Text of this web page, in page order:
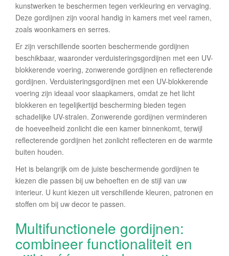
kunstwerken te beschermen tegen verkleuring en vervaging.
Deze gordijnen zijn vooral handig in kamers met veel ramen,
zoals woonkamers en serres.
Er zijn verschillende soorten beschermende gordijnen
beschikbaar, waaronder verduisteringsgordijnen met een UV-
blokkerende voering, zonwerende gordijnen en reflecterende
gordijnen. Verduisteringsgordijnen met een UV-blokkerende
voering zijn ideaal voor slaapkamers, omdat ze het licht
blokkeren en tegelijkertijd bescherming bieden tegen
schadelijke UV-stralen. Zonwerende gordijnen verminderen
de hoeveelheid zonlicht die een kamer binnenkomt, terwijl
reflecterende gordijnen het zonlicht reflecteren en de warmte
buiten houden.
Het is belangrijk om de juiste beschermende gordijnen te
kiezen die passen bij uw behoeften en de stijl van uw
interieur. U kunt kiezen uit verschillende kleuren, patronen en
stoffen om bij uw decor te passen.
Multifunctionele gordijnen:
combineer functionaliteit en